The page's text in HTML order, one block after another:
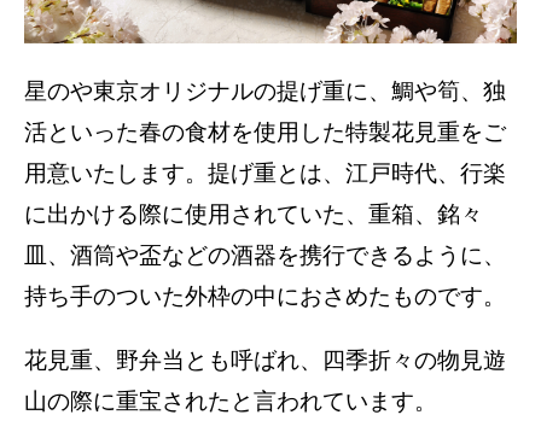
星のや東京オリジナルの提げ重に、鯛や筍、独
活といった春の食材を使用した特製花見重をご
用意いたします。提げ重とは、江戸時代、行楽
に出かける際に使用されていた、重箱、銘々
皿、酒筒や盃などの酒器を携行できるように、
持ち手のついた外枠の中におさめたものです。
花見重、野弁当とも呼ばれ、四季折々の物見遊
山の際に重宝されたと言われています。